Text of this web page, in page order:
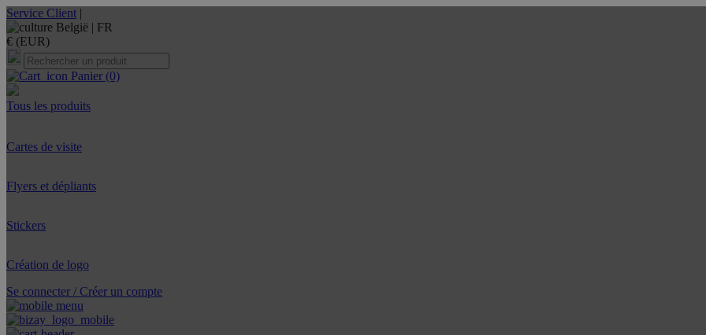
Service Client |
België | FR
€ (EUR)
Panier (0)
Tous les produits
Cartes de visite
Flyers et dépliants
Stickers
Création de logo
Se connecter / Créer un compte